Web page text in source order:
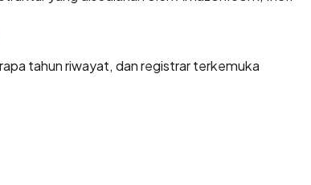
tahun riwayat, dan registrar terkemuka